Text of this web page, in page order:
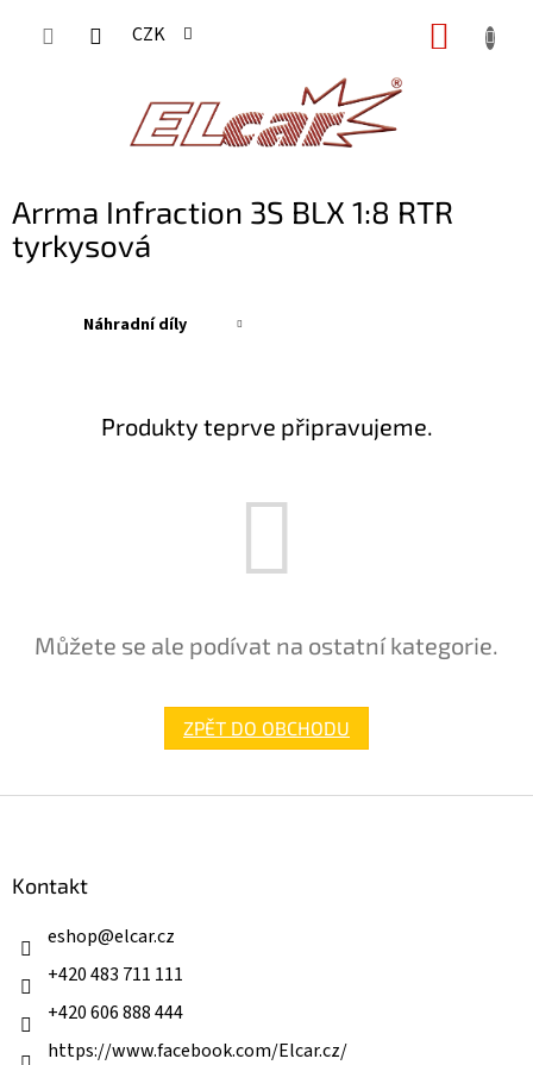
CZK
Arrma Infraction 3S BLX 1:8 RTR
tyrkysová
Náhradní díly
Produkty teprve připravujeme.
Můžete se ale podívat na ostatní kategorie.
ZPĚT DO OBCHODU
Kontakt
eshop@elcar.cz
+420 483 711 111
+420 606 888 444
https://www.facebook.com/Elcar.cz/